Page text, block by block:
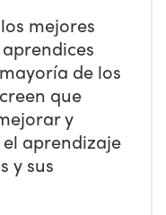
mejores
de los
que
y
aprendizaje
y sus